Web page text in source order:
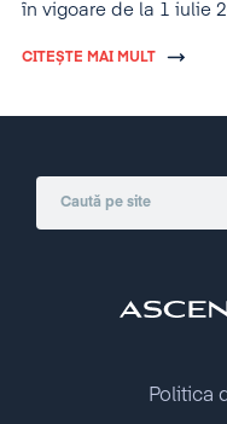
în vigoare de la 1 iulie
CITEȘTE MAI MULT
Politica